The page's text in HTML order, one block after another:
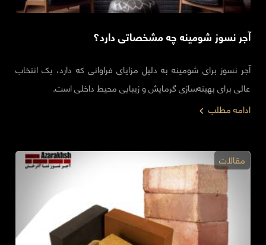
آجر نسوز شومینه چه مشخصاتی دارد؟
آجر نسوز برای شومینه‌ به دلیل مزایای فراوانی که دارد، یک انتخاب
عالی برای بهینه‌سازی گرمایش و زیبایی محیط داخلی است.
ادامه مطلب
مقالات